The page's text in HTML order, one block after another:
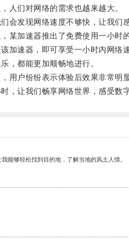
们对网络的需求也越来越大。
发现网络速度不够快，让我们感
加速器推出了免费使用一小时的
速器，即可享受一小时内网络速
都能更加顺畅地进行。
户纷纷表示体验后效果非常明显
让我们畅享网络世界，感受数字
能够轻松找到目的地，了解当地的风土人情。